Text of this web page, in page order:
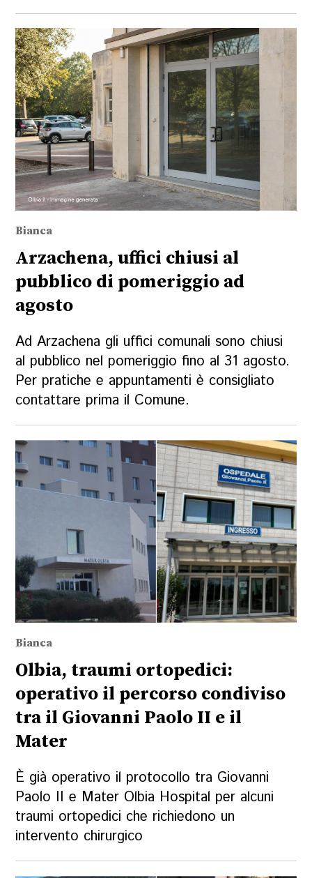
Bianca
Arzachena, uffici chiusi al
pubblico di pomeriggio ad
agosto
Ad Arzachena gli uffici comunali sono chiusi
al pubblico nel pomeriggio fino al 31 agosto.
Per pratiche e appuntamenti è consigliato
contattare prima il Comune.
Bianca
Olbia, traumi ortopedici:
operativo il percorso condiviso
tra il Giovanni Paolo II e il
Mater
È già operativo il protocollo tra Giovanni
Paolo II e Mater Olbia Hospital per alcuni
traumi ortopedici che richiedono un
intervento chirurgico